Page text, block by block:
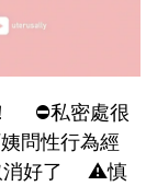
⠀ ⛔️私密處很
問性行為經
消好了 ⠀ ⚠️慎